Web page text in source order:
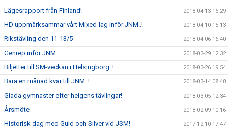
Lägesrapport från Finland! 2018-04-13 16:29
HD uppmärksammar vårt Mixed-lag inför JNM..! 2018-04-10 15:13
Rikstävling den 11-13/5 2018-04-06 16:40
Genrep inför JNM 2018-03-29 12:32
Biljetter till SM-veckan i Helsingborg..! 2018-03-26 19:54
Bara en månad kvar till JNM..! 2018-03-14 08:48
Glada gymnaster efter helgens tävlingar! 2018-03-05 12:34
Årsmöte 2018-02-09 10:16
Historisk dag med Guld och Silver vid JSM! 2017-12-10 17:47